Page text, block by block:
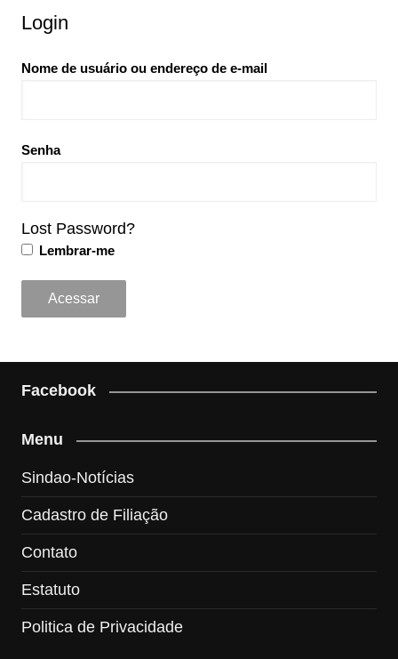
Login
Nome de usuário ou endereço de e-mail
Senha
Lost Password?
Lembrar-me
Facebook
Menu
Sindao-Notícias
Cadastro de Filiação
Contato
Estatuto
Politica de Privacidade